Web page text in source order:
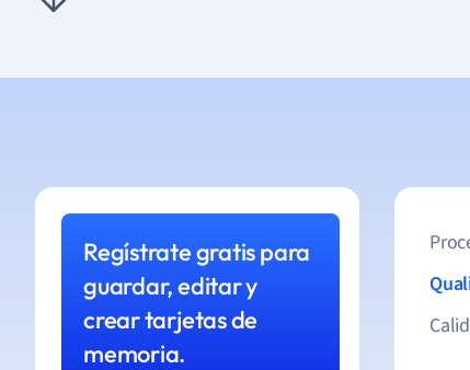
Regístrate gratis para
guardar, editar y
crear tarjetas de
memoria.